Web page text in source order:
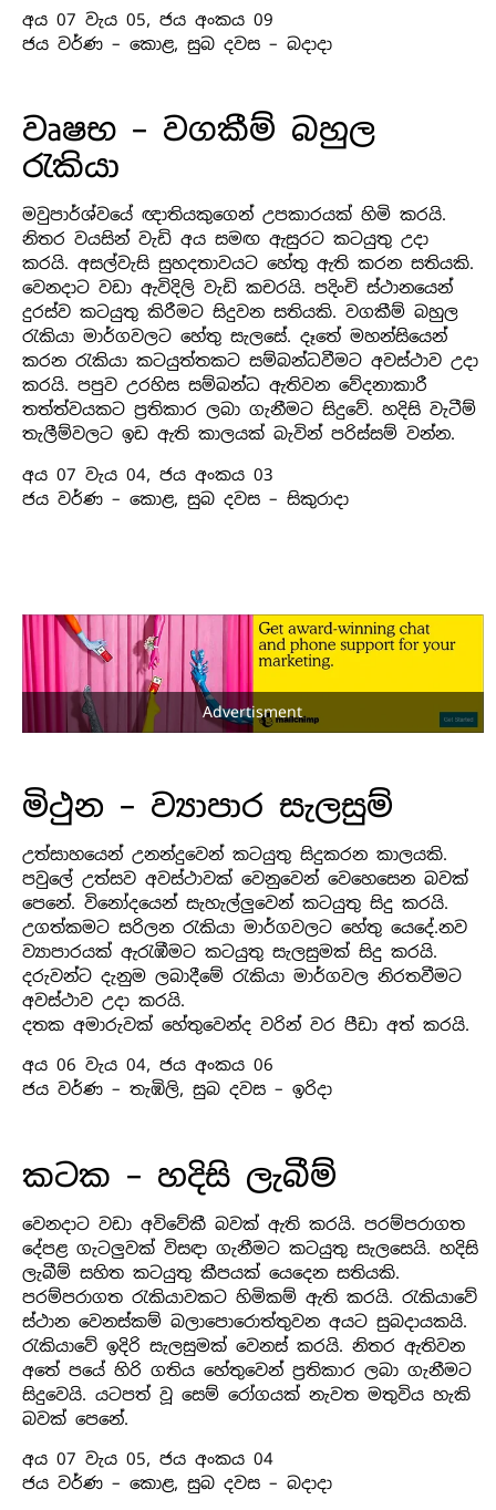
අය 07 වැය 05, ජය අංකය 09
ජය වර්ණ – කොළ, සුබ දවස – බදාදා
වෘෂභ – වගකීම් බහුල
රැකියා
මවුපාර්ශ්වයේ ඥාතියකුගෙන් උපකාරයක් හිමි කරයි.
නිතර වයසින් වැඩි අය සමඟ ඇසුරට කටයුතු උදා
කරයි. අසල්වැසි සුහදතාවයට හේතු ඇති කරන සතියකි.
වෙනදාට වඩා ඇවිදිලි වැඩි කචරයි. පදිංචි ස්ථානයෙන්
දුරස්ව කටයුතු කිරීමට සිදුවන සතියකි. වගකීම් බහුල
රැකියා මාර්ගවලට හේතු සැලසේ. දෑතේ මහන්සියෙන්
කරන රැකියා කටයුත්තකට සම්බන්ධවීමට අවස්ථාව උදා
කරයි. පපුව උරහිස සම්බන්ධ ඇතිවන වේදනාකාරී
තත්ත්වයකට ප්‍රතිකාර ලබා ගැනීමට සිදුවේ. හදිසි වැටීම්
තැලීම්වලට ඉඩ ඇති කාලයක් බැවින් පරිස්සම් වන්න.
අය 07 වැය 04, ජය අංකය 03
ජය වර්ණ – කොළ, සුබ දවස – සිකුරාදා
Advertisment
මිථුන – ව්‍යාපාර සැලසුම්
උත්සාහයෙන් උනන්දුවෙන් කටයුතු සිදුකරන කාලයකි.
පවුලේ උත්සව අවස්ථාවක් වෙනුවෙන් වෙහෙසෙන බවක්
පෙනේ. විනෝදයෙන් සැහැල්ලුවෙන් කටයුතු සිදු කරයි.
උගත්කමට සරිලන රැකියා මාර්ගවලට හේතු යෙදේ.නව
ව්‍යාපාරයක් ඇරැඹීමට කටයුතු සැලසුමක් සිදු කරයි.
දරුවන්ට දැනුම ලබාදීමේ රැකියා මාර්ගවල නිරතවීමට
අවස්ථාව උදා කරයි.
දතක අමාරුවක් හේතුවෙන්ද වරින් වර පීඩා අත් කරයි.
අය 06 වැය 04, ජය අංකය 06
ජය වර්ණ – තැඹිලි, සුබ දවස – ඉරිදා
කටක – හදිසි ලැබීම්
වෙනදාට වඩා අවිවේකී බවක් ඇති කරයි. පරම්පරාගත
දේපළ ගැටලුවක් විසඳා ගැනීමට කටයුතු සැලසෙයි. හදිසි
ලැබීම් සහිත කටයුතු කීපයක් යෙදෙන සතියකි.
පරම්පරාගත රැකියාවකට හිමිකම් ඇති කරයි. රැකියාවේ
ස්ථාන වෙනස්කම් බලාපොරොත්තුවන අයට සුබදායකයි.
රැකියාවේ ඉදිරි සැලසුමක් වෙනස් කරයි. නිතර ඇතිවන
අතේ පයේ හිරි ගතිය හේතුවෙන් ප්‍රතිකාර ලබා ගැනීමට
සිදුවෙයි. යටපත් වූ සෙම් රෝගයක් නැවත මතුවිය හැකි
බවක් පෙනේ.
අය 07 වැය 05, ජය අංකය 04
ජය වර්ණ – කොළ, සුබ දවස – බදාදා